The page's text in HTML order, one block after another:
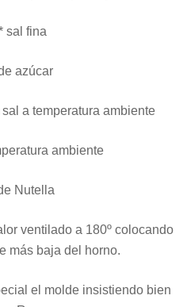
sal fina
azúcar
a temperatura ambiente
ambiente
Nutella
ventilado a 180º colocando
más baja del horno.
el molde insistiendo bien